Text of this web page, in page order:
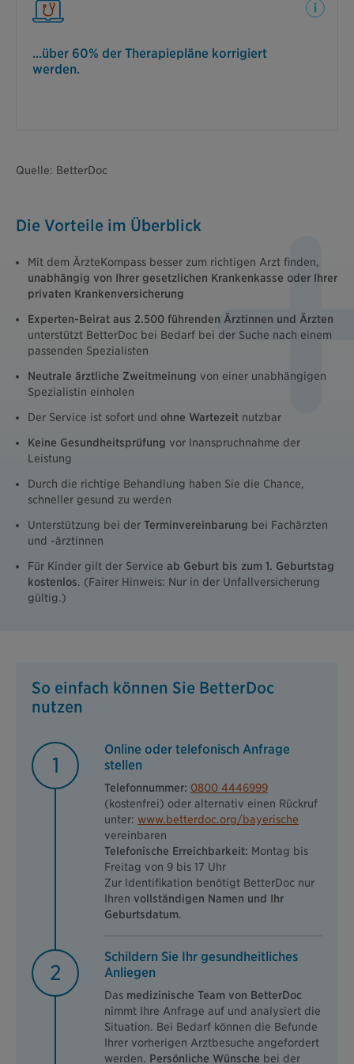
...über 60% der Therapiepläne korrigiert
werden.
des ÄrzteKompass kann Ihnen zur individuell
Behandlungserfolg verhelfen.
Quelle: BetterDoc
Die Vorteile im Überblick
Mit dem ÄrzteKompass besser zum richtigen Arzt finden,
unabhängig von Ihrer gesetzlichen Krankenkasse oder Ihrer
privaten Krankenversicherung
Experten-Beirat aus 2.500 führenden Ärztinnen und Ärzten
unterstützt BetterDoc bei Bedarf bei der Suche nach einem
passenden Spezialisten
Neutrale ärztliche Zweitmeinung von einer unabhängigen
Spezialistin einholen
Der Service ist sofort und ohne Wartezeit nutzbar
Keine Gesundheitsprüfung vor Inanspruchnahme der
Leistung
Durch die richtige Behandlung haben Sie die Chance,
schneller gesund zu werden
Unterstützung bei der Terminvereinbarung bei Fachärzten
und -ärztinnen
Für Kinder gilt der Service ab Geburt bis zum 1. Geburtstag
kostenlos. (Fairer Hinweis: Nur in der Unfallversicherung
gültig.)
So einfach können Sie BetterDoc
nutzen
1
Online oder telefonisch Anfrage
stellen
Telefonnummer: 0800 4446999
(kostenfrei) oder alternativ einen Rückruf
unter: www.betterdoc.org/bayerische
vereinbaren
Telefonische Erreichbarkeit: Montag bis
Freitag von 9 bis 17 Uhr
Zur Identifikation benötigt BetterDoc nur
Ihren vollständigen Namen und Ihr
Geburtsdatum.
2
Schildern Sie Ihr gesundheitliches
Anliegen
Das medizinische Team von BetterDoc
nimmt Ihre Anfrage auf und analysiert die
Situation. Bei Bedarf können die Befunde
Ihrer vorherigen Arztbesuche angefordert
werden. Persönliche Wünsche bei der